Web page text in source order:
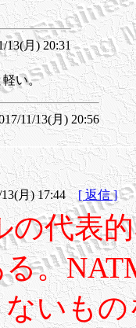
月) 20:31
軽い。
11/13(月) 20:56
13(月) 17:44[ 返信 ]
の代表
。
いも